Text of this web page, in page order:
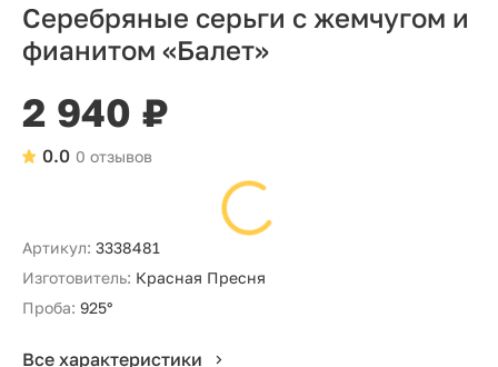
Серебряные серьги с жемчугом и
фианитом «Балет»
2 940 ₽
0 отзывов
0.0
Артикул: 3338481
Изготовитель: Красная Пресня
Проба: 925°
Все характеристики